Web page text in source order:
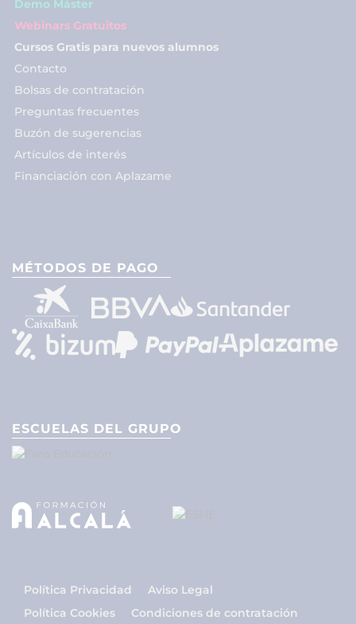
Demo Máster
Webinars Gratuitos
Cursos Gratis para nuevos alumnos
Contacto
Bolsas de contratación
Preguntas frecuentes
Buzón de sugerencias
Artículos de interés
Financiación con Aplazame
MÉTODOS DE PAGO
ESCUELAS DEL GRUPO
Política Privacidad
Aviso Legal
Política Cookies
Condiciones de contratación